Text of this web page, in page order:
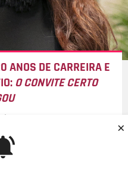
×
ANOS DE CARREIRA E
O CONVITE CERTO